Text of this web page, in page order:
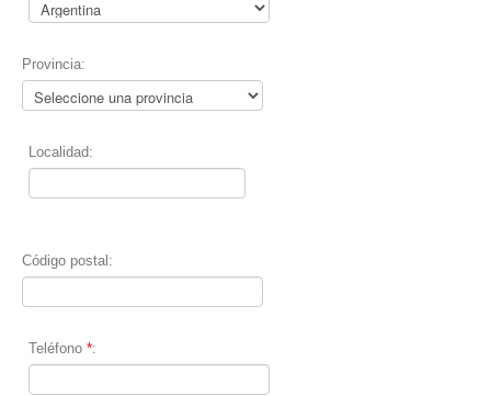
Provincia:
Localidad:
Código postal:
Teléfono *: